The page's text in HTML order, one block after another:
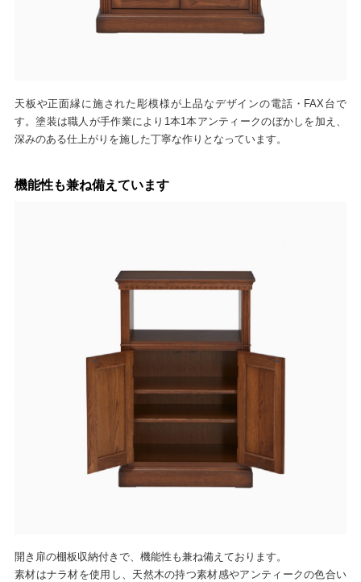
天板や正面縁に施された彫模様が上品なデザインの電話・FAX台で
す。塗装は職人が手作業により1本1本アンティークのぼかしを加え、
深みのある仕上がりを施した丁寧な作りとなっています。
機能性も兼ね備えています
開き扉の棚板収納付きで、機能性も兼ね備えております。
素材はナラ材を使用し、天然木の持つ素材感やアンティークの色合い